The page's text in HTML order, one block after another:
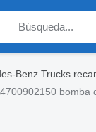
Benz Trucks